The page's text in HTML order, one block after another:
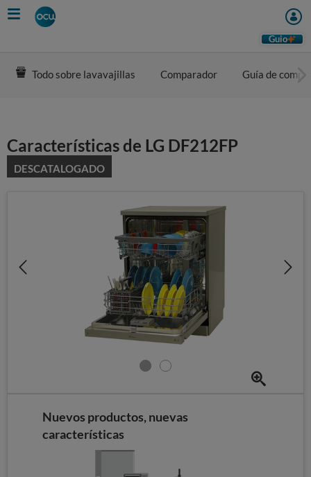
Skip
to
Guio
Todo sobre lavavajillas Comparador Guía de
Características de LG DF212FP
DESCATALOGADO
Nuevos productos, nuevas
características